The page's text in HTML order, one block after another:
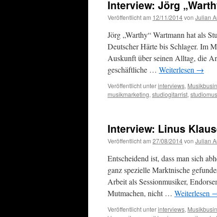
Interview: Jörg
Veröffentlicht am 12/11/2014von Julian
Jörg „Warthy“ Wartmann hat als
Deutscher Härte bis Schlager. Im
Auskunft über seinen Alltag, die
geschäftliche … Weiterlesen →
Veröffentlicht unterinterviews,
musikmarketing, studiogitarrist,
Interview: Linus
Veröffentlicht am 27/08/2014von Julian
Entscheidend ist, dass man sich
ganz spezielle Marktnische
Arbeit als Sessionmusiker,
Mutmachen, nicht … Weiterlesen
Veröffentlicht unterinterviews,